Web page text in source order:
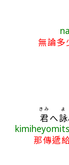
無論
君
きみ
へ詠
よ
那傳遞